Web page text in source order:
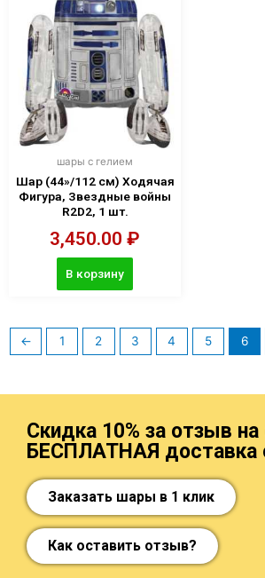
шары с гелием
Шар (44»/112 см) Ходячая
Фигура, Звездные войны
R2D2, 1 шт.
3,450.00 ₽
В корзину
← 1 2 3 4 5 6
Скидка 10% за отзыв на
БЕСПЛАТНАЯ доставка
Заказать шары в 1 клик
Как оставить отзыв?